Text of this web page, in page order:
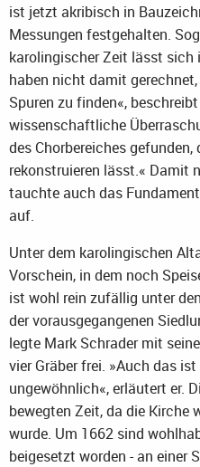
ist jetzt akribisch in
Messungen festgehalten.
karolingischer Zeit lässt sich
haben nicht damit
Spuren zu finden«,
wissenschaftliche
des Chorbereiches
rekonstruieren lässt.« Damit
tauchte auch das
auf.
Unter dem karolingischen
Vorschein, in dem noch
ist wohl rein zufällig unter
der vorausgegangenen
legte Mark Schrader mit
vier Gräber frei. »Auch das
ungewöhnlich«, erläutert er.
bewegten Zeit, da die Kirche
wurde. Um 1662 sind
beigesetzt worden - an einer